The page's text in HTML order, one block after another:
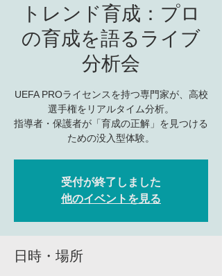
トレンド育成：プロ
の育成を語るライブ
分析会
UEFA PROライセンスを持つ専門家が、高校
選手権をリアルタイム分析。
指導者・保護者が「育成の正解」を見つける
ための没入型体験。
受付が終了しました
他のイベントを見る
日時・場所